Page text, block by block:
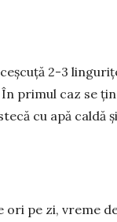
2-3
primul caz se
cu apă caldă
ori pe zi, vreme